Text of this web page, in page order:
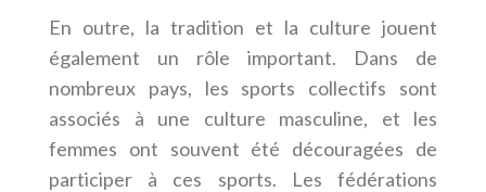
En outre, la tradition et la culture jouent
également un rôle important. Dans de
nombreux pays, les sports collectifs sont
associés à une culture masculine, et les
femmes ont souvent été découragées de
participer à ces sports. Les fédérations